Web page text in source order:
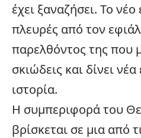
έχει ξαναζήσει. Το
πλευρές από τον
παρελθόντος της που
σκιώδεις και δίνει
ιστορία.
Η συμπεριφορά του
βρίσκεται σε μια από